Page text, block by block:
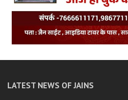
LATEST NEWS OF JAINS